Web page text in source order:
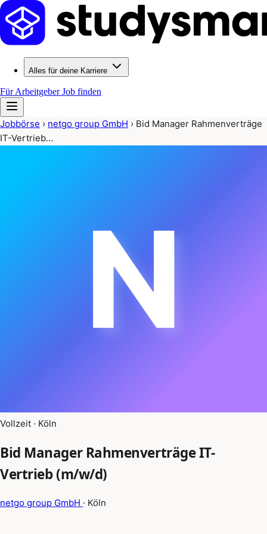
Alles für deine Karriere
Für ArbeitgeberJob finden
Jobbörse › netgo group GmbH › Bid Manager Rahmenverträge
IT-Vertrieb…
N
Vollzeit · Köln
Bid Manager Rahmenverträge IT-
Vertrieb (m/w/d)
netgo group GmbH · Köln